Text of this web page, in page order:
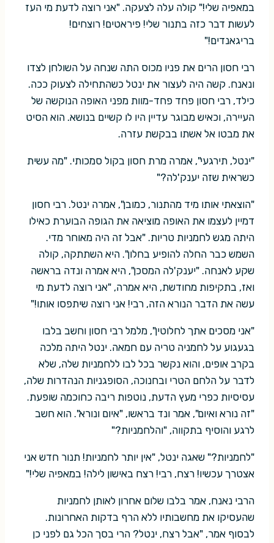
במאפיה שלי!" קולה עלה לצעקה. "אני רוצה לדעת מי העז
לעשות דבר כזה בתנור שלי! פיראטים! רוצחים!
בריגאנדים!"
רבי חסון הרים את פניו מכוס התה שנחה על השולחן לצדו
ונאנח. קשה היה לעצור את ינטל כשהתחילה לצעוק ככה.
כילד, רבי חסון פחד פחד-מוות מפני האופה הנוקשה של
העיירה, וכאיש מבוגר עדיין היו לו קשיים בנושא. הוא הסיט
את מבטו אל אשתו בבקשת עזרה.
"ינטל, תירגעי", אמרה מרת חסון בקול סמכותי. "מה עשית
כשראית שזה יענק'לה?"
"הוצאתי אותו מיד מהתנור, כמובן", אמרה ינטל. רבי חסון
דמיין לעצמו את האופה מוציאה את הגופה הבוערת כאילו
היתה מגש לחמניות טריות. "אבל זה היה מאוחר מדי.
השמש כבר החלה להופיע בחלון". היא השתתקה, קולה
שקע לאנחה. "יענק'לה המסכן", היא אמרה ונדה בראשה
ואז, בתקיפות מחודשת, היא אמרה, "אני רוצה לדעת מי
עשה את הדבר הנורא הזה, רבי! אני רוצה שיתפסו אותו!"
"אני מסכים אתך לחלוטין", מלמל רבי חסון וחשב בלבו
בגעגוע על לחמניה טריה עם חמאה. ינטל היתה מלכה
בקרב אופים, והוא נקשר בכל לבו ללחמניות שלה, שלא
לדבר על הלחם הטרי ובחנוכה, הסופגניות הנהדרות שלה,
עסיסיות כפרי מעץ הדעת, נוטפות ריבה כחוכמה שופעת.
"זה נורא ואיום", אמר ונד בראשו, "איום ונורא". הוא חשב
לרגע והוסיף בתקווה, "והלחמניות?"
"לחמניות?" שאגה ינטל, "אין יותר לחמניות! תנור חדש אני
אצטרך עכשיו! רצח, רבי! רצח באישון לילה! במאפיה שלי!"
הרבי נאנח, אמר בלבו שלום אחרון לאותן לחמניות
שהעסיקו את מחשבותיו ללא הרף בדקות האחרונות.
לבסוף אמר, "אבל רצח, ינטל? הרי בסך הכל גם לפני כן